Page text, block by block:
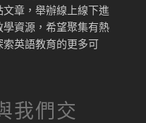
章，舉辦線上線下進
資源，希望聚集有熱
英語教育的更多可
我們交